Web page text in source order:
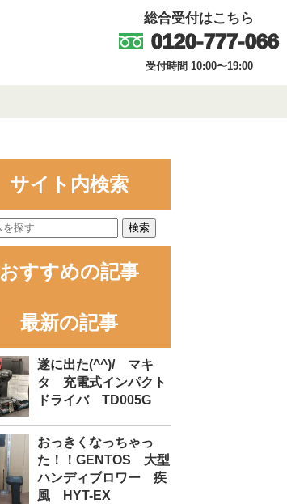
総合受付はこちら
0120-777-066
受付時間 10:00〜19:00
サイト内検索
検索
おすすめの記事
最新の記事
遂に出た(^^)/ マキ
タ 充電式インパクト
ドライバ TD005G
おっきくなっちゃっ
た！！GENTOS 大型
ハンディブロワー 疾
風 HYT-EX